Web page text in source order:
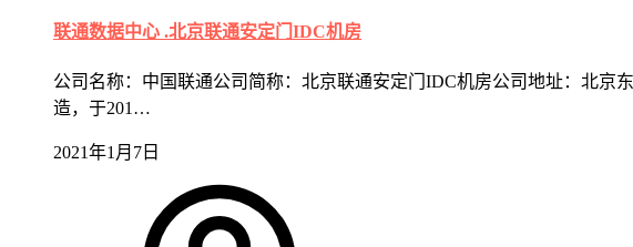
联通数据中心 .北京联通安定门IDC机房
公司名称：中国联通公司简称：北京联通安定门IDC机房公司地址：北
造，于201…
2021年1月7日